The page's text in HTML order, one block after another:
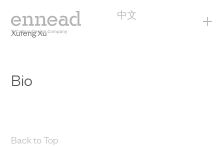
中文 +
Xufeng Xu
Bio
Back to Top